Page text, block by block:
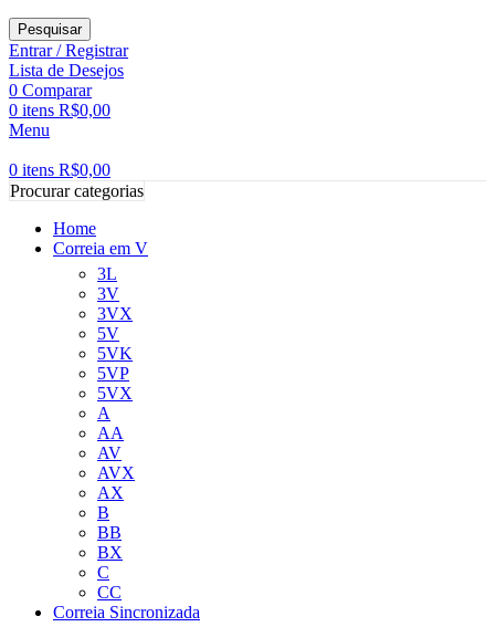
Pesquisar
Entrar / Registrar
Lista de Desejos
0 Comparar
0 itens R$0,00
Menu
0 itens R$0,00
Procurar categorias
Home
Correia em V
3L
3V
3VX
5V
5VK
5VP
5VX
A
AA
AV
AVX
AX
B
BB
BX
C
CC
Correia Sincronizada